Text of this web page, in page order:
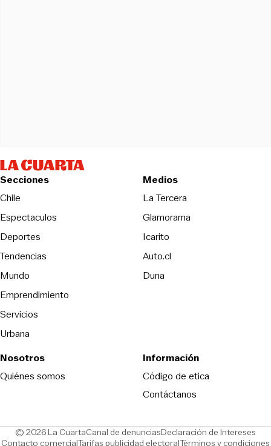
Secciones
Chile
Espectaculos
Deportes
Tendencias
Mundo
Emprendimiento
Servicios
Urbana
Medios
La TerceraOpens in new
Glamorama
Icarito
Auto.cl
DunaOpens in new window
Nosotros
Quiénes somos
Información
Código de eticaOpens in new
Contáctanos
© 2026 La CuartaCanal de denunciasOpens in new window
Declaración de Intereses
Contacto comercialOpens in new window
Tarifas publicidad electoralOpens in new window
Términos y condiciones